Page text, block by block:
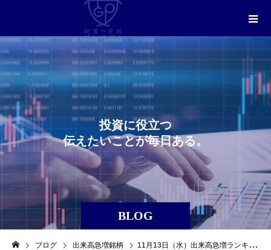
BLOG
投資に役立つ
伝え たいことが毎日ある。
ブログ 出来高急増銘柄 11月13日（水）出来高急増ランキングレポート